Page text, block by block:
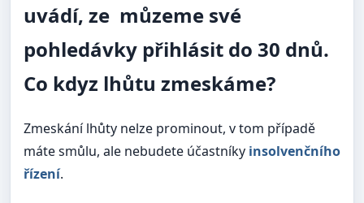
uvádí, ze můzeme své
pohledávky přihlásit do 30 dnů.
Co kdyz lhůtu zmeskáme?
Zmeskání lhůty nelze prominout, v tom případě
máte smůlu, ale nebudete účastníky insolvenčního
řízení.